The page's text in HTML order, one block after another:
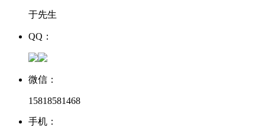
于先生
QQ：
微信：
15818581468
手机：